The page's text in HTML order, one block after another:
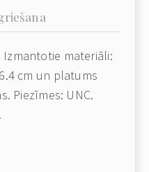
Izmantotie materiāli:
cm un platums
Piezīmes: UNC.